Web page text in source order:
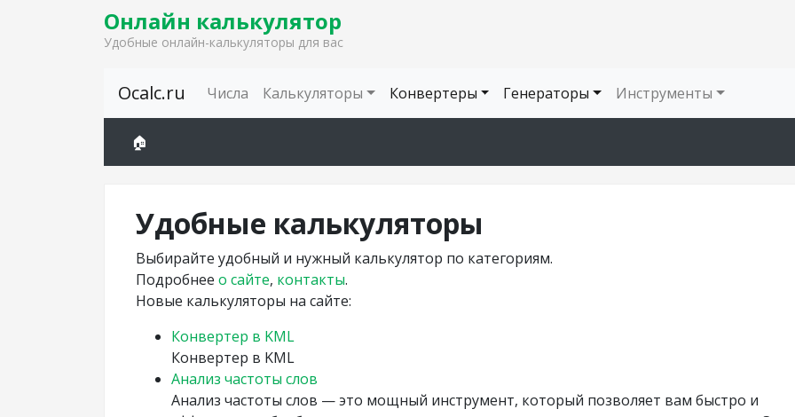
Онлайн калькулятор
Удобные онлайн-калькуляторы для вас
Ocalc.ru Числа Калькуляторы Конвертеры Генераторы Инструменты
🏠
Удобные калькуляторы
Выбирайте удобный и нужный калькулятор по категориям.
Подробнее о сайте, контакты.
Новые калькуляторы на сайте:
Конвертер в KML
Конвертер в KML
Анализ частоты слов
Анализ частоты слов — это мощный инструмент, который позволяет вам быстро и